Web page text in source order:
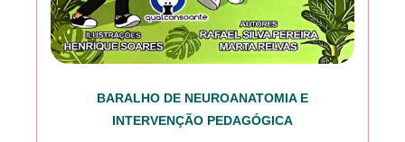
BARALHO DE NEUROANATOMIA E
INTERVENÇÃO PEDAGÓGICA